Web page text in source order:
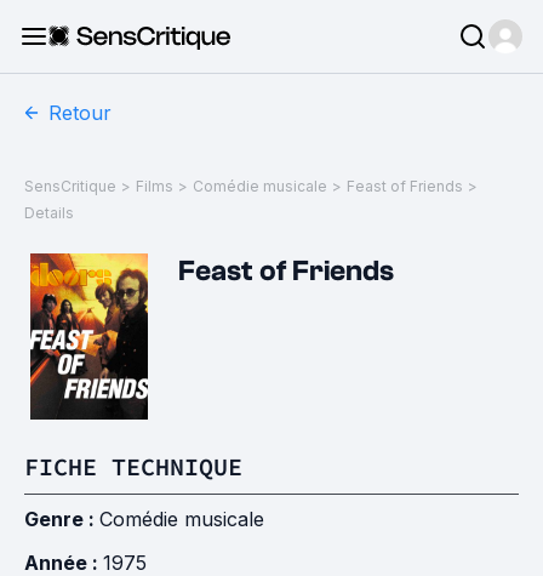
Retour
SensCritique > Films > Comédie musicale > Feast of Friends >
Details
Feast of Friends
FICHE TECHNIQUE
Genre : Comédie musicale
Année : 1975